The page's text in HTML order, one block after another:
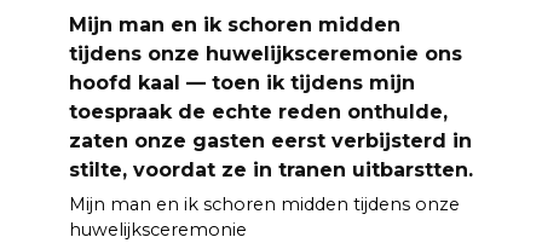
Mijn man en ik schoren midden
tijdens onze huwelijksceremonie ons
hoofd kaal — toen ik tijdens mijn
toespraak de echte reden onthulde,
zaten onze gasten eerst verbijsterd in
stilte, voordat ze in tranen uitbarstten.
Mijn man en ik schoren midden tijdens onze
huwelijksceremonie